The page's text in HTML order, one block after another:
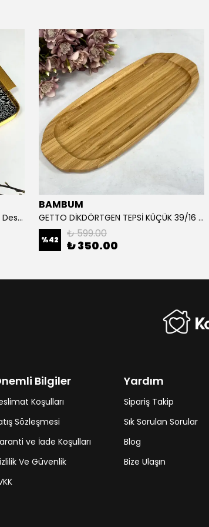
Metal Çerçeveli Cam Tepsi Leopar Desen 24/40 Cm
BAMBUM
GETTO DİKDÖRTGEN TEPSİ KÜÇÜK 39/16 CM
%42 ₺ 599.00
₺ 350.00
Bilgiler
Koşulları
Sözleşmesi
ve İade Koşulları
Ve Güvenlik
Yardım
Sipariş Takip
Sık Sorulan Sorular
Blog
Bize Ulaşın